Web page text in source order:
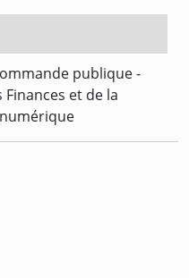
publique -
et de la